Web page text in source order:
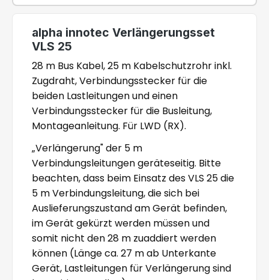
alpha innotec Verlängerungsset
VLS 25
28 m Bus Kabel, 25 m Kabelschutzrohr inkl.
Zugdraht, Verbindungsstecker für die
beiden Lastleitungen und einen
Verbindungsstecker für die Busleitung,
Montageanleitung. Für LWD (RX).
„Verlängerung" der 5 m
Verbindungsleitungen geräteseitig. Bitte
beachten, dass beim Einsatz des VLS 25 die
5 m Verbindungsleitung, die sich bei
Auslieferungszustand am Gerät befinden,
im Gerät gekürzt werden müssen und
somit nicht den 28 m zuaddiert werden
können (Länge ca. 27 m ab Unterkante
Gerät, Lastleitungen für Verlängerung sind